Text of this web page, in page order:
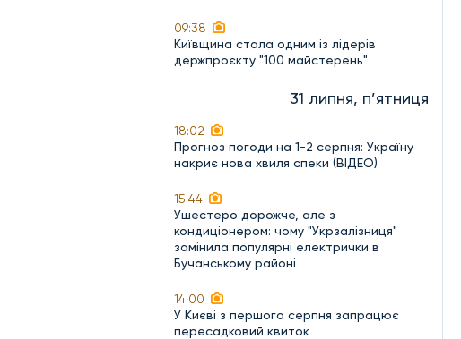
09:38
Київщина стала одним із лідерів
держпроєкту "100 майстерень"
31 липня, п’ятниця
18:02
Прогноз погоди на 1-2 серпня: Україну
накриє нова хвиля спеки (ВІДЕО)
15:44
Ушестеро дорожче, але з
кондиціонером: чому "Укрзалізниця"
замінила популярні електрички в
Бучанському районі
14:00
У Києві з першого серпня запрацює
пересадковий квиток